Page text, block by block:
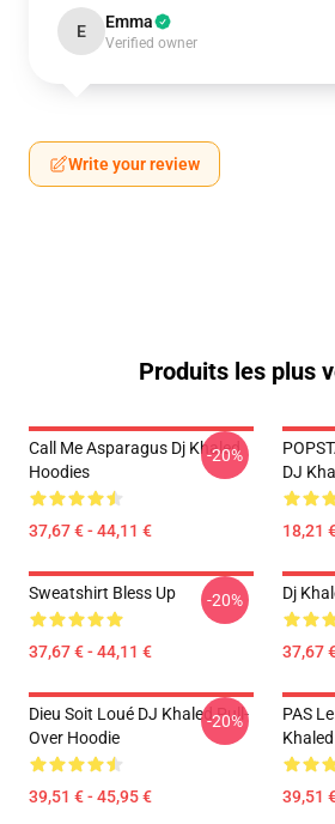
E Emma
Verified owner
Write your review
Produits les plus
Call Me Asparagus Dj Khaled
Hoodies
37,67 € - 44,11 €
-20%
DJ
18,21
Sweatshirt Bless Up
37,67 € - 44,11 €
-20% Dj
37,67
Dieu Soit Loué DJ Khaled Pull-
Over Hoodie
39,51 € - 45,95 €
-20%
PAS
39,51